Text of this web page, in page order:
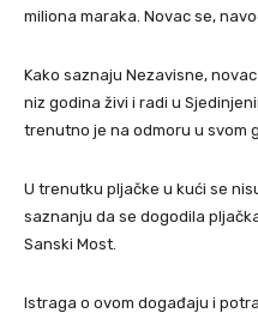
miliona maraka. Novac se,
Kako saznaju Nezavisne,
niz godina živi i radi u
trenutno je na odmoru u svom
U trenutku pljačke u kući se
saznanju da se dogodila
Sanski Most.
Istraga o ovom događaju i